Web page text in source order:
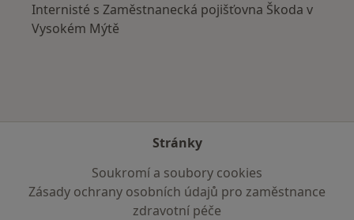
Internisté s Zaměstnanecká pojišťovna Škoda v
Vysokém Mýtě
Stránky
Soukromí a soubory cookies
Zásady ochrany osobních údajů pro zaměstnance
zdravotní péče